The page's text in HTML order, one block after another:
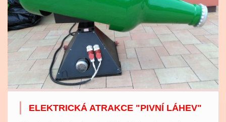
ELEKTRICKÁ ATRAKCE "PIVNÍ LÁHEV"